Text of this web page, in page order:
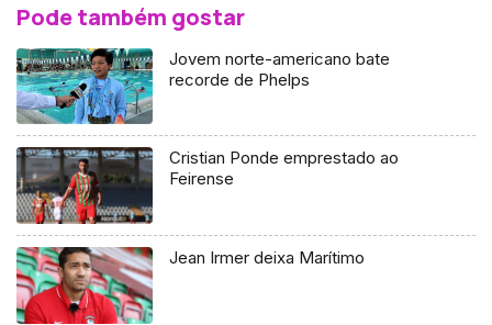
Pode também gostar
Jovem norte-americano bate
recorde de Phelps
Cristian Ponde emprestado ao
Feirense
Jean Irmer deixa Marítimo